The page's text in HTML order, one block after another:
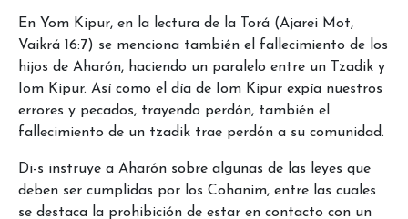
En Yom Kipur, en la lectura de la Torá (Ajarei Mot,
Vaikrá 16:7) se menciona también el fallecimiento de los
hijos de Aharón, haciendo un paralelo entre un Tzadik y
Iom Kipur. Así como el día de Iom Kipur expía nuestros
errores y pecados, trayendo perdón, también el
fallecimiento de un tzadik trae perdón a su comunidad.
Di-s instruye a Aharón sobre algunas de las leyes que
deben ser cumplidas por los Cohanim, entre las cuales
se destaca la prohibición de estar en contacto con un